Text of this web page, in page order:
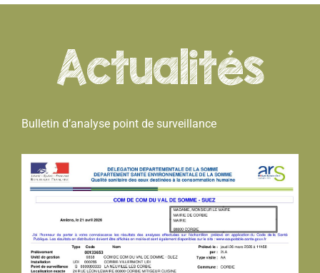
PUBLICATIONS
Actualités
Bulletin d’analyse point de surveillance